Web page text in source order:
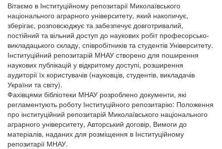
Вітаємо в Інституційному репозитарії Миколаївського
національного аграрного університету, який накопичує,
зберігає, розповсюджує та забезпечує довготривалий,
постійний та вільний доступ до наукових робіт професорсько-
викладацького складу, співробітників та студентів Університету.
Інституційний репозитарій МНАУ створено для поширення
наукових публікацій у відкритому доступі, розширення
аудиторії їх користувачів (науковців, студентів, викладачів
України та світу).
Фахівцями бібліотеки МНАУ розроблено документи, які
регламентують роботу Інституційного репозитарію: Положення
про інституційний репозитарій Миколаївського національного
аграрного університету, Авторський договір, Вимоги до
матеріалів, наданих для розміщення в Інституційному
репозитарії МНАУ.